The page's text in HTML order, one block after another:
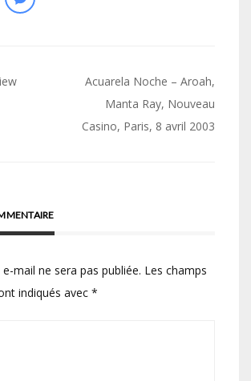
Acuarela Noche – Aroah,
Manta Ray, Nouveau
Casino, Paris, 8 avril 2003
mail ne sera pas publiée. Les champs
indiqués avec *